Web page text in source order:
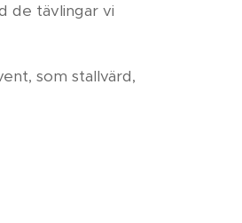
de tävlingar vi
som stallvärd,